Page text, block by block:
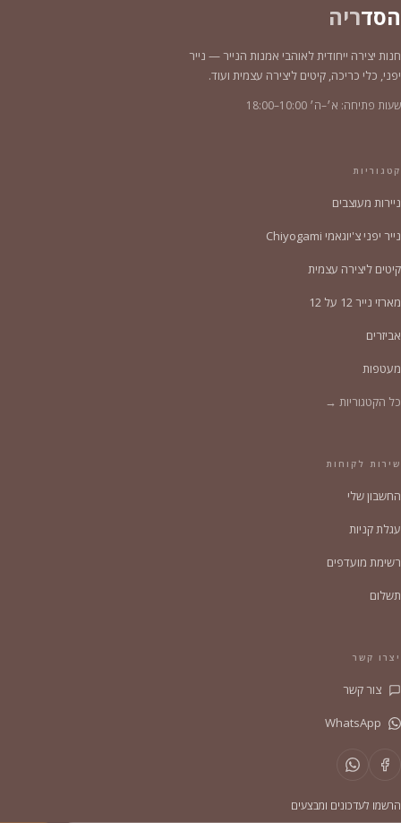
הסדריה
חנות יצירה ייחודית לאוהבי אמנות הנייר — נייר
יפני, כלי כריכה, קיטים ליצירה עצמית ועוד.
שעות פתיחה: א׳–ה׳ 10:00–18:00
קטגוריות
ניירות מעוצבים
נייר יפני צ'יוגאמי Chiyogami
קיטים ליצירה עצמית
מארזי נייר 12 על 12
אביזרים
מעטפות
כל הקטגוריות →
שירות לקוחות
החשבון שלי
עגלת קניות
רשימת מועדפים
תשלום
יצרו קשר
צור קשר
הרשמו לעדכונים ומבצעים